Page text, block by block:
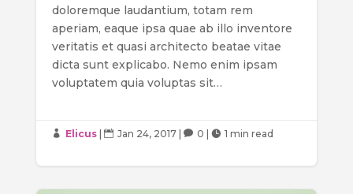
doloremque laudantium, totam rem
aperiam, eaque ipsa quae ab illo inventore
veritatis et quasi architecto beatae vitae
dicta sunt explicabo. Nemo enim ipsam
voluptatem quia voluptas sit…
 Elicus|  Jan 24, 2017|  0  1 min read